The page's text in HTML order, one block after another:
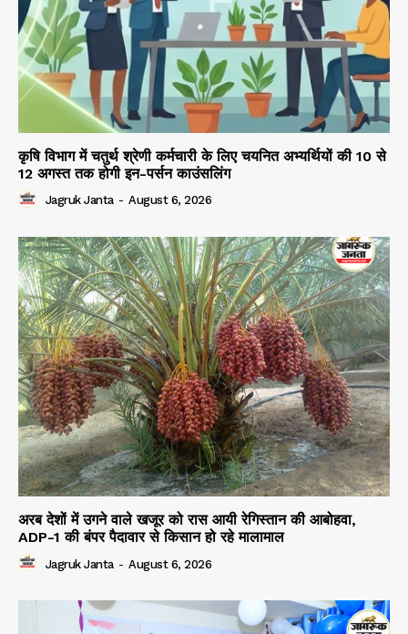
कृषि विभाग में चतुर्थ श्रेणी कर्मचारी के लिए चयनित अभ्यर्थियों की 10 से
12 अगस्त तक होगी इन-पर्सन काउंसलिंग
Jagruk Janta - August 6, 2026
अरब देशों में उगने वाले खजूर को रास आयी रेगिस्तान की आबोहवा,
ADP-1 की बंपर पैदावार से किसान हो रहे मालामाल
Jagruk Janta - August 6, 2026